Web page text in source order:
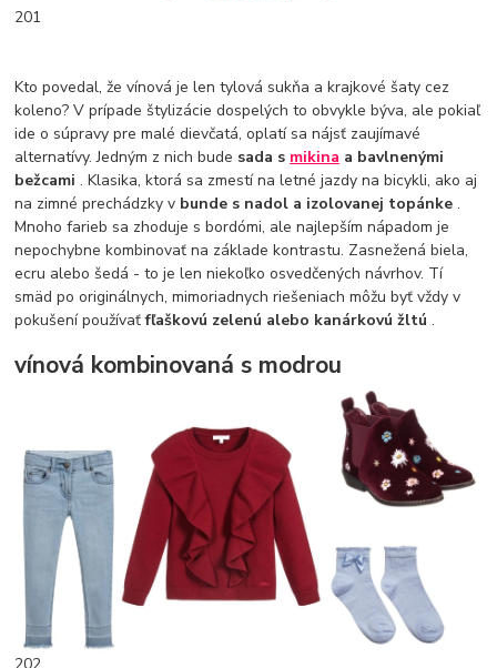
201
Kto povedal, že vínová je len tylová sukňa a krajkové šaty cez
koleno? V prípade štylizácie dospelých to obvykle býva, ale pokiaľ
ide o súpravy pre malé dievčatá, oplatí sa nájsť zaujímavé
alternatívy. Jedným z nich bude sada s mikina a bavlnenými
bežcami. Klasika, ktorá sa zmestí na letné jazdy na bicykli, ako aj
na zimné prechádzky v bunde s nadol a izolovanej topánke.
Mnoho farieb sa zhoduje s bordómi, ale najlepším nápadom je
nepochybne kombinovať na základe kontrastu. Zasnežená biela,
ecru alebo šedá - to je len niekoľko osvedčených návrhov. Tí
smäd po originálnych, mimoriadnych riešeniach môžu byť vždy v
pokušení používaťfľaškovú zelenú alebo kanárkovú žltú.
vínová kombinovaná s modrou